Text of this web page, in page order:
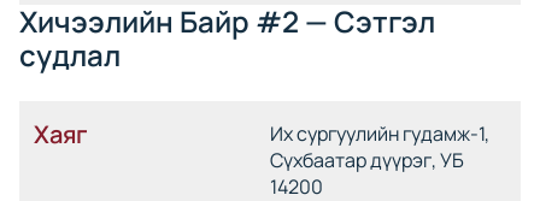
Хичээлийн Байр #2 — Сэтгэл
судлал
Хаяг
Их сургуулийн гудамж-1,
Сүхбаатар дүүрэг, УБ
14200